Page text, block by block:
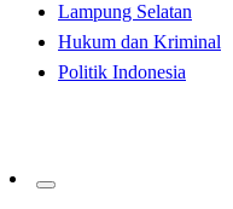
Lampung Selatan
Hukum dan Kriminal
Politik Indonesia